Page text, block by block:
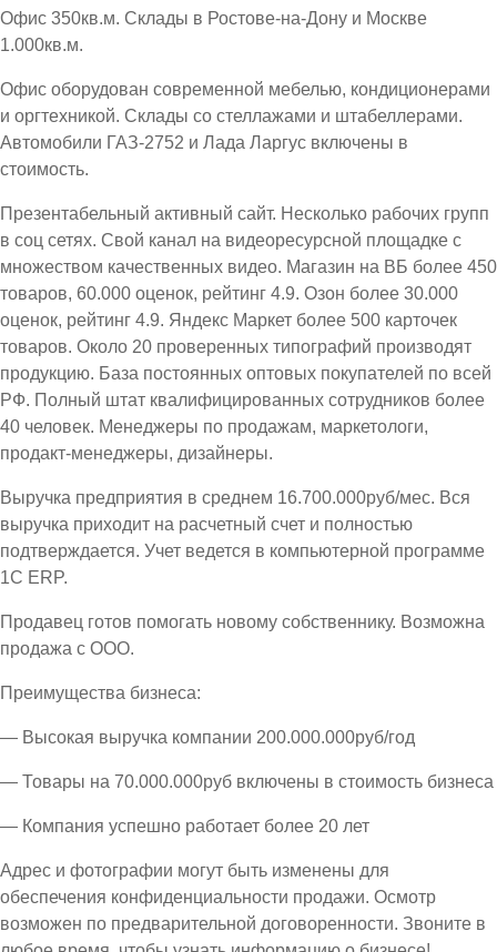
Офис 350кв.м. Склады в Ростове-на-Дону и Москве
1.000кв.м.
Офис оборудован современной мебелью, кондиционерами
и оргтехникой. Склады со стеллажами и штабеллерами.
Автомобили ГАЗ-2752 и Лада Ларгус включены в
стоимость.
Презентабельный активный сайт. Несколько рабочих групп
в соц сетях. Свой канал на видеоресурсной площадке с
множеством качественных видео. Магазин на ВБ более 450
товаров, 60.000 оценок, рейтинг 4.9. Озон более 30.000
оценок, рейтинг 4.9. Яндекс Маркет более 500 карточек
товаров. Около 20 проверенных типографий производят
продукцию. База постоянных оптовых покупателей по всей
РФ. Полный штат квалифицированных сотрудников более
40 человек. Менеджеры по продажам, маркетологи,
продакт-менеджеры, дизайнеры.
Выручка предприятия в среднем 16.700.000руб/мес. Вся
выручка приходит на расчетный счет и полностью
подтверждается. Учет ведется в компьютерной программе
1С ЕRP.
Продавец готов помогать новому собственнику. Возможна
продажа с ООО.
Преимущества бизнеса:
— Высокая выручка компании 200.000.000руб/год
— Товары на 70.000.000руб включены в стоимость бизнеса
— Компания успешно работает более 20 лет
Адрес и фотографии могут быть изменены для
обеспечения конфиденциальности продажи. Осмотр
возможен по предварительной договоренности. Звоните в